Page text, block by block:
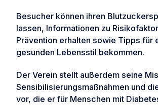
Besucher können ihren
lassen, Informationen zu
Prävention erhalten sowie Tipps für
gesunden Lebensstil bekommen.
Der Verein stellt außerdem seine
Sensibilisierungsmaßnahmen und
vor, die er für Menschen mit